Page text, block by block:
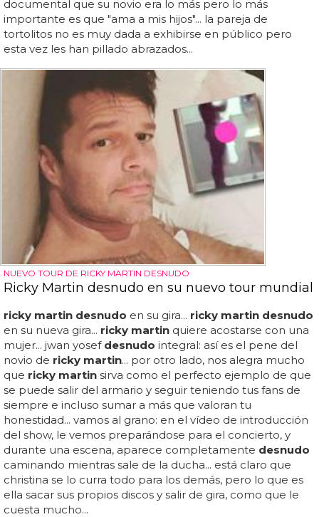
documental que su novio era lo más pero lo más
importante es que "ama a mis hijos"... la pareja de
tortolitos no es muy dada a exhibirse en público pero
esta vez les han pillado abrazados...
NUEVO TOUR DE RICKY MARTIN DESNUDO
Ricky Martin desnudo en su nuevo tour mundial
ricky martin desnudo en su gira... ricky martin desnudo
en su nueva gira... ricky martin quiere acostarse con una
mujer... jwan yosef desnudo integral: así es el pene del
novio de ricky martin... por otro lado, nos alegra mucho
que ricky martin sirva como el perfecto ejemplo de que
se puede salir del armario y seguir teniendo tus fans de
siempre e incluso sumar a más que valoran tu
honestidad... vamos al grano: en el vídeo de introducción
del show, le vemos preparándose para el concierto, y
durante una escena, aparece completamente desnudo
caminando mientras sale de la ducha... está claro que
christina se lo curra todo para los demás, pero lo que es
ella sacar sus propios discos y salir de gira, como que le
cuesta mucho...